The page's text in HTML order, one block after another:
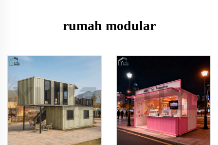
rumah modular